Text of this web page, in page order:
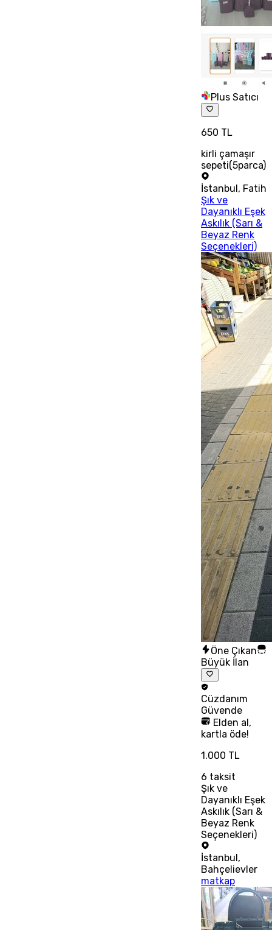
Plus Satıcı
650 TL
kirli çamaşır
sepeti(5parca)
İstanbul, Fatih
Şık ve
Dayanıklı Eşek
Askılık (Sarı &
Beyaz Renk
Seçenekleri)
Öne Çıkan
Büyük İlan
Cüzdanım
Güvende
Elden al,
kartla öde!
1.000 TL
6 taksit
Şık ve
Dayanıklı Eşek
Askılık (Sarı &
Beyaz Renk
Seçenekleri)
İstanbul,
Bahçelievler
matkap